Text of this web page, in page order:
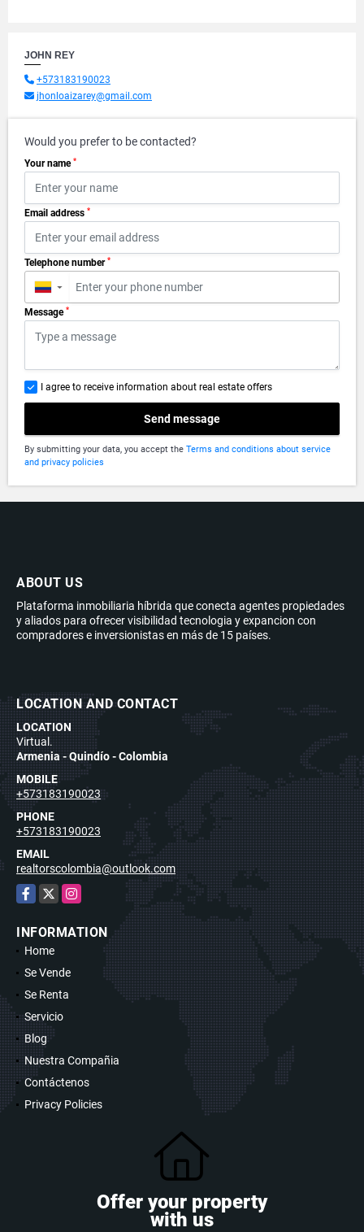
JOHN REY
+573183190023
jhonloaizarey@gmail.com
Would you prefer to be contacted?
Your name *
Email address *
Telephone number *
▼
Message *
I agree to receive information about real estate offers
Send message
By submitting your data, you accept the Terms and conditions about service
and privacy policies
ABOUT US
Plataforma inmobiliaria híbrida que conecta agentes propiedades
y aliados para ofrecer visibilidad tecnologia y expancion con
compradores e inversionistas en más de 15 países.
LOCATION AND CONTACT
LOCATION
Virtual.
Armenia - Quindío - Colombia
MOBILE
+573183190023
PHONE
+573183190023
EMAIL
realtorscolombia@outlook.com
Facebook
X Instagram
INFORMATION
Home
Se Vende
Se Renta
Servicio
Blog
Nuestra Compañia
Contáctenos
Privacy Policies
Offer your property
with us